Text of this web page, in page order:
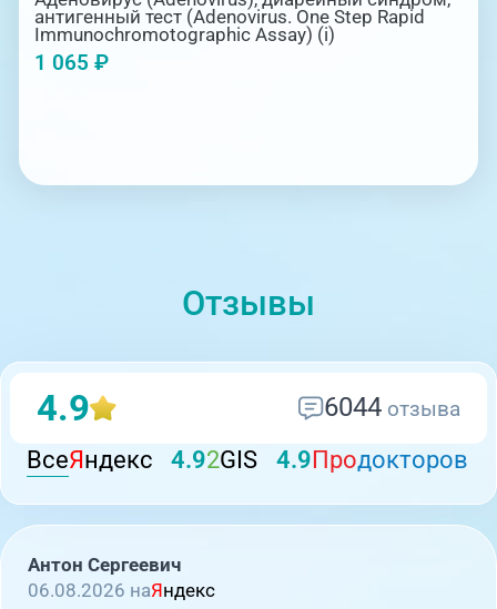
антигенный тест (Adenovirus. One Step Rapid
Immunосhromotographic Assay) (i)
1 065 ₽
Отзывы
4.9 6044отзыва
ВсеЯндекс 4.92GIS 4.9Продокторов
Антон Сергеевич
06.08.2026 наЯндекс